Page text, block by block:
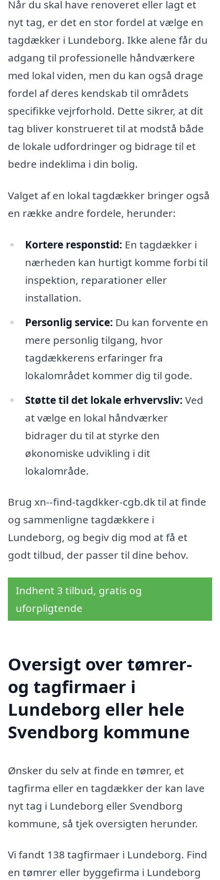
Når du skal have renoveret eller lagt et
nyt tag, er det en stor fordel at vælge en
tagdækker i Lundeborg. Ikke alene får du
adgang til professionelle håndværkere
med lokal viden, men du kan også drage
fordel af deres kendskab til områdets
specifikke vejrforhold. Dette sikrer, at dit
tag bliver konstrueret til at modstå både
de lokale udfordringer og bidrage til et
bedre indeklima i din bolig.
Valget af en lokal tagdækker bringer også
en række andre fordele, herunder:
Kortere responstid: En tagdækker i
nærheden kan hurtigt komme forbi til
inspektion, reparationer eller
installation.
Personlig service: Du kan forvente en
mere personlig tilgang, hvor
tagdækkerens erfaringer fra
lokalområdet kommer dig til gode.
Støtte til det lokale erhvervsliv: Ved
at vælge en lokal håndværker
bidrager du til at styrke den
økonomiske udvikling i dit
lokalområde.
Brug xn--find-tagdkker-cgb.dk til at finde
og sammenligne tagdækkere i
Lundeborg, og begiv dig mod at få et
godt tilbud, der passer til dine behov.
Indhent 3 tilbud, gratis og
uforpligtende
Oversigt over tømrer-
og tagfirmaer i
Lundeborg eller hele
Svendborg kommune
Ønsker du selv at finde en tømrer, et
tagfirma eller en tagdækker der kan lave
nyt tag i Lundeborg eller Svendborg
kommune, så tjek oversigten herunder.
Vi fandt 138 tagfirmaer i Lundeborg. Find
en tømrer eller byggefirma i Lundeborg